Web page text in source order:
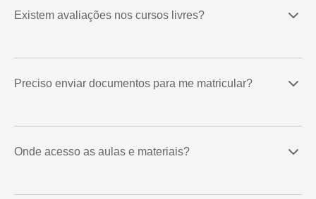
Existem avaliações nos cursos livres?
Preciso enviar documentos para me matricular?
Onde acesso as aulas e materiais?